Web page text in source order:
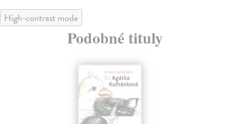
High-contrast mode
Podobné tituly